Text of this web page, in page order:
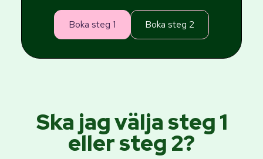
Boka steg 1 Boka steg 2
Ska jag välja steg 1
eller steg 2?